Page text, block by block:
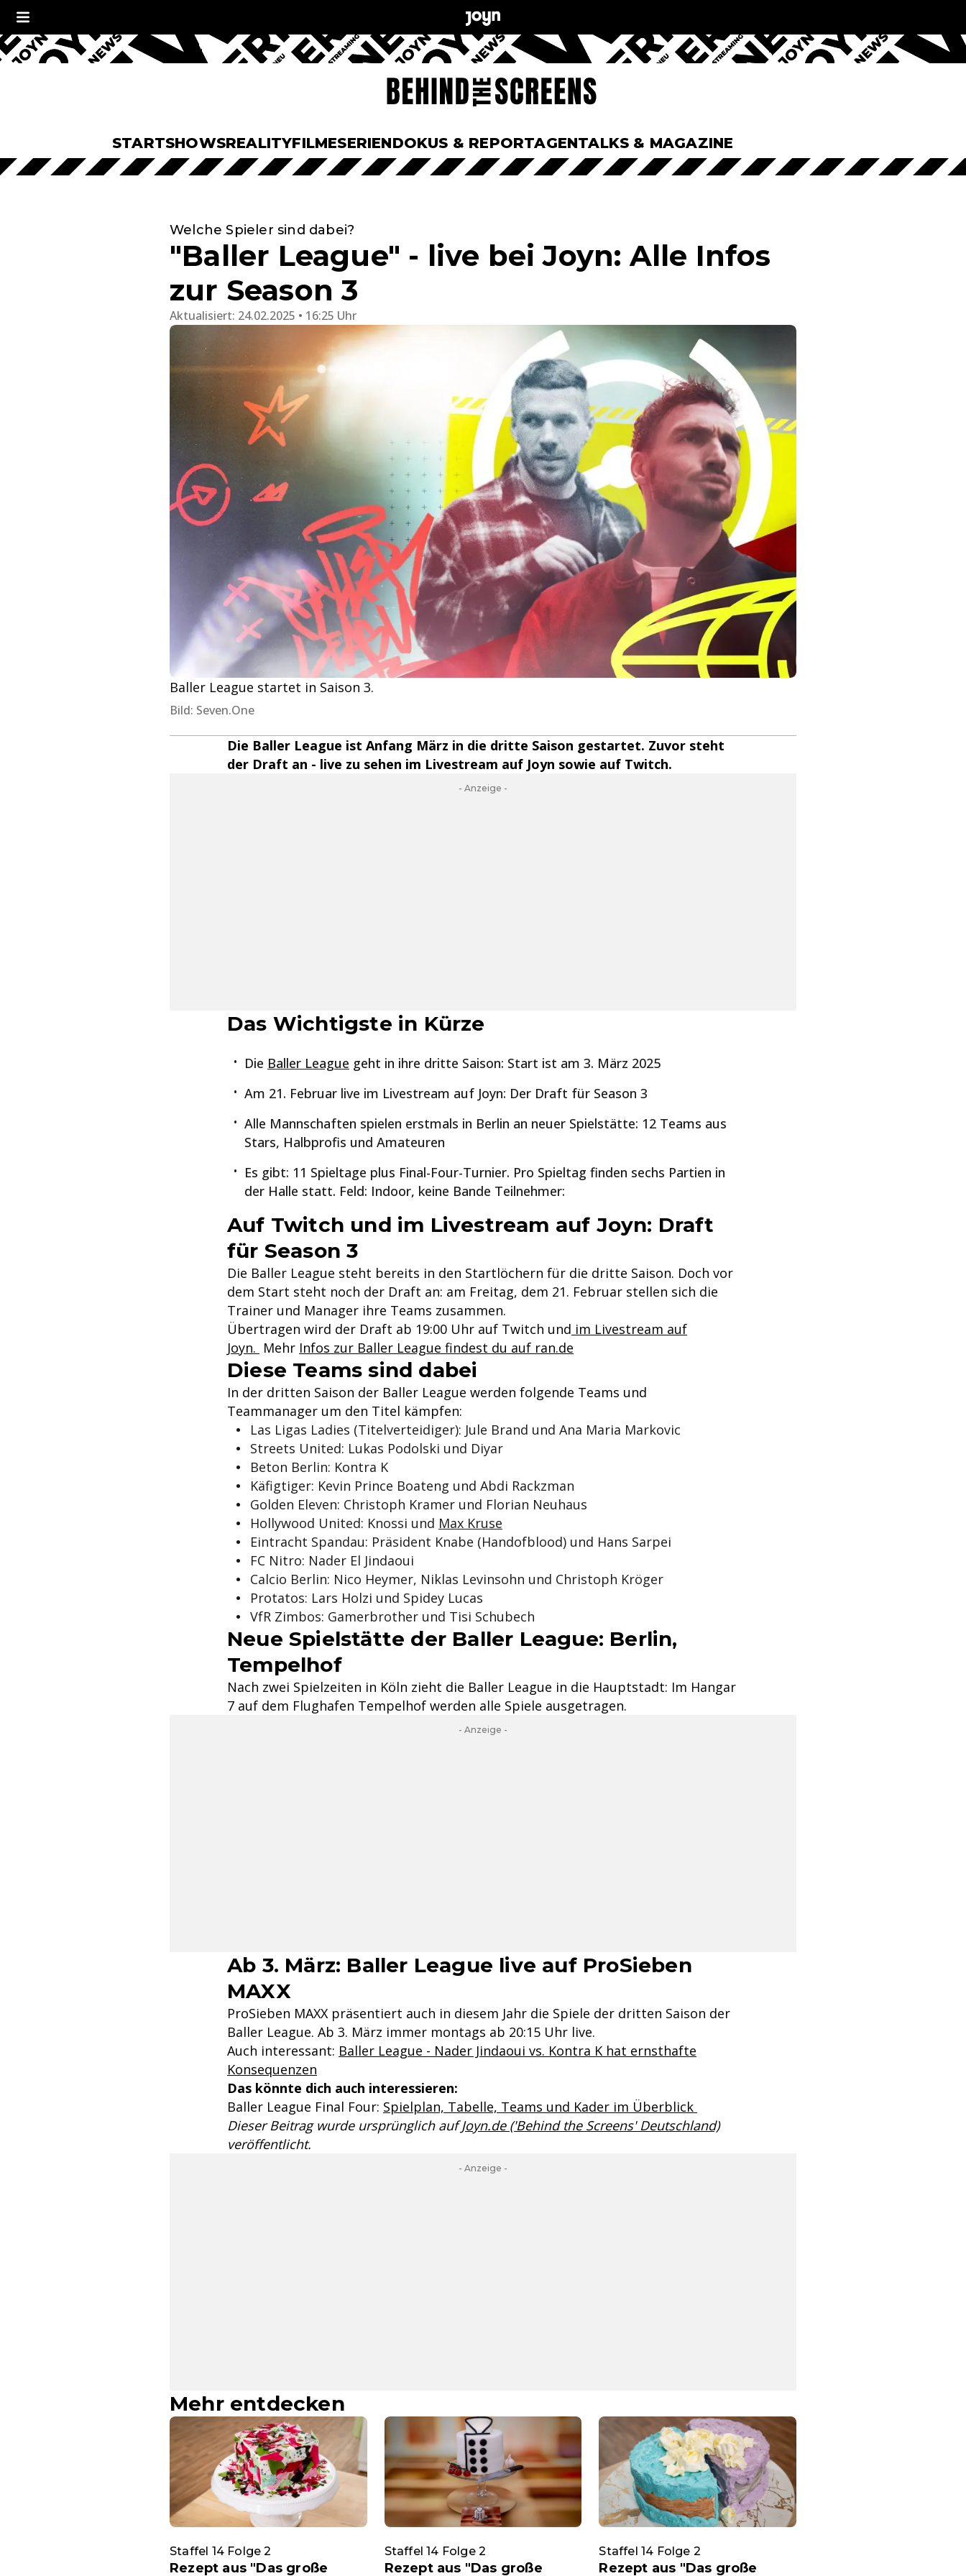
STARTSHOWSREALITYFILMESERIENDOKUS & REPORTAGENTALKS & MAGAZINE
Welche Spieler sind dabei?
"Baller League" - live bei Joyn: Alle Infos
zur Season 3
Aktualisiert: 24.02.2025 • 16:25 Uhr
Baller League startet in Saison 3.
Bild: Seven.One
Die Baller League ist Anfang März in die dritte Saison gestartet. Zuvor steht
der Draft an - live zu sehen im Livestream auf Joyn sowie auf Twitch.
- Anzeige -
Das Wichtigste in Kürze
Die Baller League geht in ihre dritte Saison: Start ist am 3. März 2025
Am 21. Februar live im Livestream auf Joyn: Der Draft für Season 3
Alle Mannschaften spielen erstmals in Berlin an neuer Spielstätte: 12 Teams aus
Stars, Halbprofis und Amateuren
Es gibt: 11 Spieltage plus Final-Four-Turnier. Pro Spieltag finden sechs Partien in
der Halle statt. Feld: Indoor, keine Bande Teilnehmer:
Auf Twitch und im Livestream auf Joyn: Draft
für Season 3
Die Baller League steht bereits in den Startlöchern für die dritte Saison. Doch vor
dem Start steht noch der Draft an: am Freitag, dem 21. Februar stellen sich die
Trainer und Manager ihre Teams zusammen.
Übertragen wird der Draft ab 19:00 Uhr auf Twitch und im Livestream auf
Joyn. Mehr Infos zur Baller League findest du auf ran.de
Diese Teams sind dabei
In der dritten Saison der Baller League werden folgende Teams und
Teammanager um den Titel kämpfen:
Las Ligas Ladies (Titelverteidiger): Jule Brand und Ana Maria Markovic
Streets United: Lukas Podolski und Diyar
Beton Berlin: Kontra K
Käfigtiger: Kevin Prince Boateng und Abdi Rackzman
Golden Eleven: Christoph Kramer und Florian Neuhaus
Hollywood United: Knossi und Max Kruse
Eintracht Spandau: Präsident Knabe (Handofblood) und Hans Sarpei
FC Nitro: Nader El Jindaoui
Calcio Berlin: Nico Heymer, Niklas Levinsohn und Christoph Kröger
Protatos: Lars Holzi und Spidey Lucas
VfR Zimbos: Gamerbrother und Tisi Schubech
Neue Spielstätte der Baller League: Berlin,
Tempelhof
Nach zwei Spielzeiten in Köln zieht die Baller League in die Hauptstadt: Im Hangar
7 auf dem Flughafen Tempelhof werden alle Spiele ausgetragen.
- Anzeige -
Ab 3. März: Baller League live auf ProSieben
MAXX
ProSieben MAXX präsentiert auch in diesem Jahr die Spiele der dritten Saison der
Baller League. Ab 3. März immer montags ab 20:15 Uhr live.
Auch interessant: Baller League - Nader Jindaoui vs. Kontra K hat ernsthafte
Konsequenzen
Das könnte dich auch interessieren:
Baller League Final Four: Spielplan, Tabelle, Teams und Kader im Überblick
Dieser Beitrag wurde ursprünglich aufJoyn.de ('Behind the Screens' Deutschland)
veröffentlicht.
- Anzeige -
Mehr entdecken
Staffel 14 Folge 2
Rezept aus "Das große
Staffel 14 Folge 2
Rezept aus "Das große
Staffel 14 Folge 2
Rezept aus "Das große